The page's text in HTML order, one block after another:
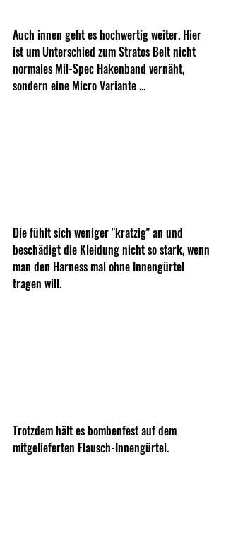
Auch innen geht es hochwertig weiter. Hier
ist um Unterschied zum Stratos Belt nicht
normales Mil-Spec Hakenband vernäht,
sondern eine Micro Variante ...
Die fühlt sich weniger "kratzig" an und
beschädigt die Kleidung nicht so stark, wenn
man den Harness mal ohne Innengürtel
tragen will.
Trotzdem hält es bombenfest auf dem
mitgelieferten Flausch-Innengürtel.